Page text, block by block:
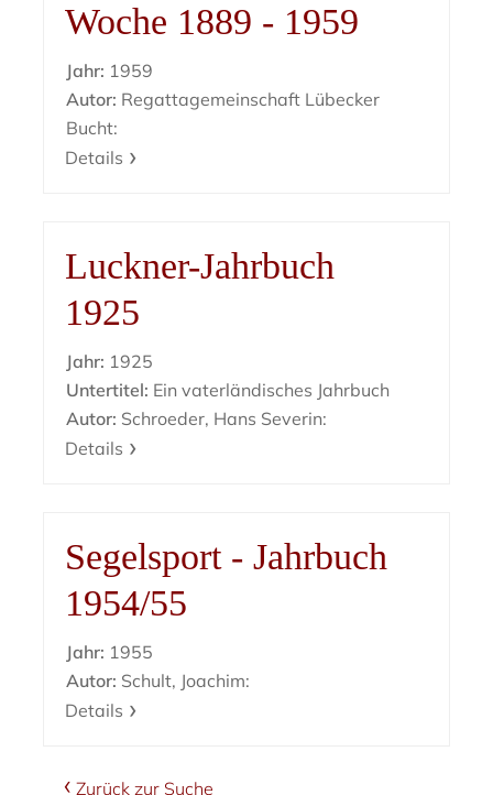
Woche 1889 - 1959
Jahr: 1959
Autor: Regattagemeinschaft Lübecker
Bucht:
Details
Luckner-Jahrbuch
1925
Jahr: 1925
Untertitel: Ein vaterländisches Jahrbuch
Autor: Schroeder, Hans Severin:
Details
Segelsport - Jahrbuch
1954/55
Jahr: 1955
Autor: Schult, Joachim:
Details
Zurück zur Suche